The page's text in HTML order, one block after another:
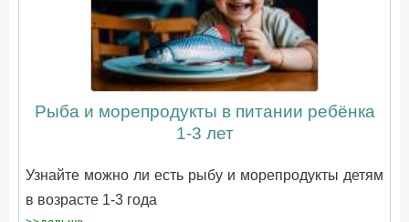
Рыба и морепродукты в питании ребёнка
1-3 лет
Узнайте можно ли есть рыбу и морепродукты детям
в возрасте 1-3 года